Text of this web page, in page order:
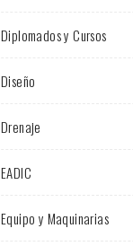
Diplomados y Cursos
Diseño
Drenaje
EADIC
Equipo y Maquinarias